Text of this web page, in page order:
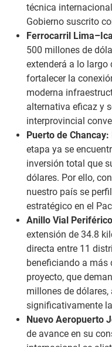
técnica
Gobierno suscrito
Ferrocarril
500 millones de
extenderá a lo largo
fortalecer la
moderna
alternativa eficaz y
interprovincial
Puerto de Chancay:
etapa ya se
inversión total que
dólares. Por ello,
nuestro país se
estratégico en el
Anillo Vial
extensión de 34.8
directa entre 11
beneficiando a más
proyecto, que
millones de
significativamente
Nuevo Aeropuerto
de avance en su